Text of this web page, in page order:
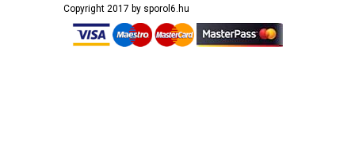
Copyright 2017 by sporol6.hu